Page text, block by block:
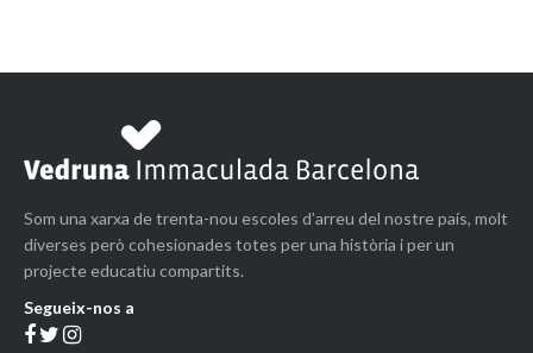
Som una xarxa de trenta-nou escoles d’arreu del nostre país, molt
diverses però cohesionades totes per una història i per un
projecte educatiu compartits.
Segueix-nos a